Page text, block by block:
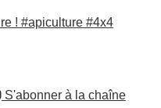
! #apiculture #4x4
S'abonner à la chaîne